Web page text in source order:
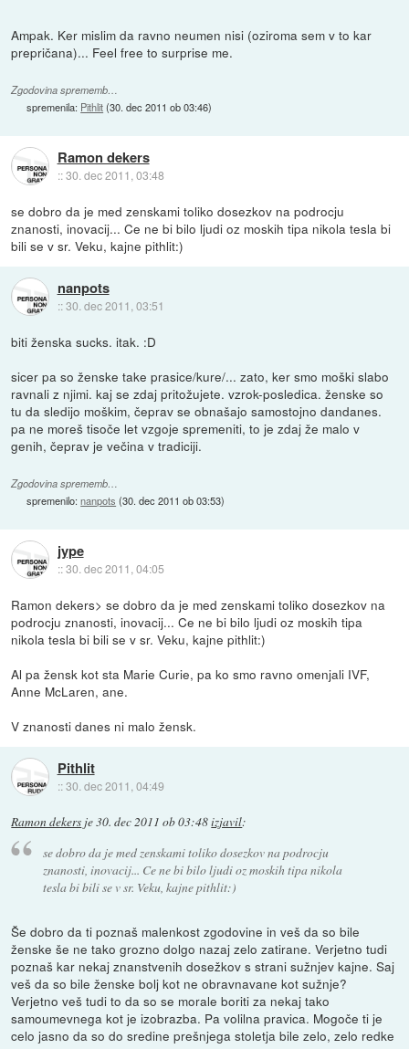
Ampak. Ker mislim da ravno neumen nisi (oziroma sem v to kar
prepričana)... Feel free to surprise me.
Zgodovina sprememb…
spremenila: Pithlit(30. dec 2011 ob 03:46)
Ramon dekers
::30. dec 2011, 03:48
se dobro da je med zenskami toliko dosezkov na podrocju
znanosti, inovacij... Ce ne bi bilo ljudi oz moskih tipa nikola tesla bi
bili se v sr. Veku, kajne pithlit:)
nanpots
::30. dec 2011, 03:51
biti ženska sucks. itak. :D
sicer pa so ženske take prasice/kure/... zato, ker smo moški slabo
ravnali z njimi. kaj se zdaj pritožujete. vzrok-posledica. ženske so
tu da sledijo moškim, čeprav se obnašajo samostojno dandanes.
pa ne moreš tisoče let vzgoje spremeniti, to je zdaj že malo v
genih, čeprav je večina v tradiciji.
Zgodovina sprememb…
spremenilo:nanpots (30. dec 2011 ob 03:53)
jype
::30. dec 2011, 04:05
Ramon dekers> se dobro da je med zenskami toliko dosezkov na
podrocju znanosti, inovacij... Ce ne bi bilo ljudi oz moskih tipa
nikola tesla bi bili se v sr. Veku, kajne pithlit:)
Al pa žensk kot sta Marie Curie, pa ko smo ravno omenjali IVF,
Anne McLaren, ane.
V znanosti danes ni malo žensk.
Pithlit
::30. dec 2011, 04:49
Ramon dekers je30. dec 2011 ob 03:48izjavil:
se dobro da je med zenskami toliko dosezkov na podrocju
znanosti, inovacij... Ce ne bi bilo ljudi oz moskih tipa nikola
tesla bi bili se v sr. Veku, kajne pithlit:)
Še dobro da ti poznaš malenkost zgodovine in veš da so bile
ženske še ne tako grozno dolgo nazaj zelo zatirane. Verjetno tudi
poznaš kar nekaj znanstvenih dosežkov s strani sužnjev kajne. Saj
veš da so bile ženske bolj kot ne obravnavane kot sužnje?
Verjetno veš tudi to da so se morale boriti za nekaj tako
samoumevnega kot je izobrazba. Pa volilna pravica. Mogoče ti je
celo jasno da so do sredine prešnjega stoletja bile zelo, zelo redke